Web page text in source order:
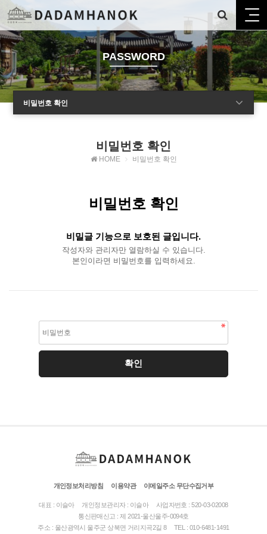
PASSWORD
비밀번호 확인
비밀번호 확인
HOME 비밀번호 확인
비밀번호 확인
비밀글 기능으로 보호된 글입니다.
작성자와 관리자만 열람하실 수 있습니다.
본인이라면 비밀번호를 입력하세요.
개인정보처리방침 이용약관 이메일주소 무단수집거부
대표 : 이슬아 개인정보관리자 : 이슬아
사업자번호 : 520-03-02008
통신판매신고 : 제 2021-울산울주-0094호
주소 : 울산광역시 울주군 상북면 거리지곡2길 8
TEL : 010-6481-1491